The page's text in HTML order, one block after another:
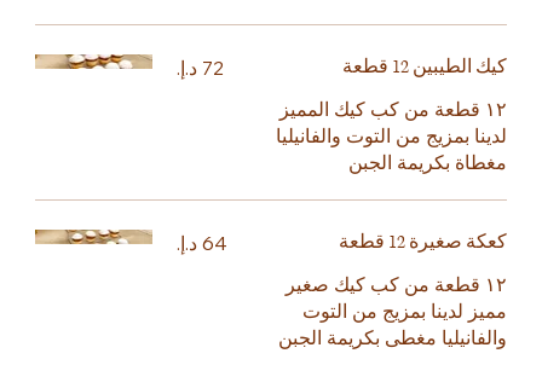
كيك الطيبين 12 قطعة
١٢ قطعة من كب كيك المميز
لدينا بمزيج من التوت والفانيليا
مغطاة بكريمة الجبن
كعكة صغيرة 12 قطعة
١٢ قطعة من كب كيك صغير
مميز لدينا بمزيج من التوت
والفانيليا مغطى بكريمة الجبن